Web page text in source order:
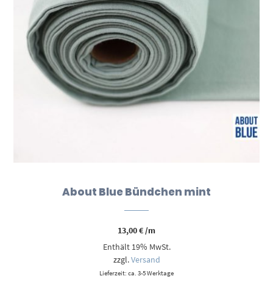
About Blue Bündchen mint
13,00€/m
Enthält 19% MwSt.
zzgl.Versand
Lieferzeit: ca. 3-5 Werktage